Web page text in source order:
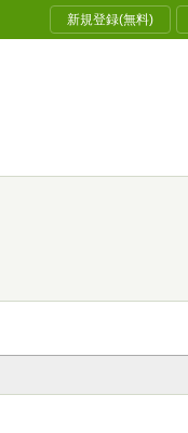
新規登録(無料)